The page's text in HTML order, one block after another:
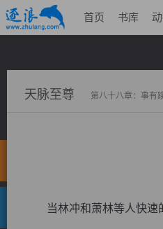
首页 书库
天脉至尊 第八十八章：事有
当林冲和萧林等人快速的